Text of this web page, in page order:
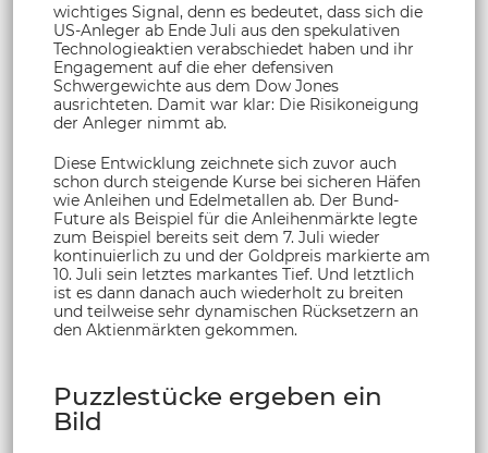
wichtiges Signal, denn es bedeutet, dass sich die
US-Anleger ab Ende Juli aus den spekulativen
Technologieaktien verabschiedet haben und ihr
Engagement auf die eher defensiven
Schwergewichte aus dem Dow Jones
ausrichteten. Damit war klar: Die Risikoneigung
der Anleger nimmt ab.
Diese Entwicklung zeichnete sich zuvor auch
schon durch steigende Kurse bei sicheren Häfen
wie Anleihen und Edelmetallen ab. Der Bund-
Future als Beispiel für die Anleihenmärkte legte
zum Beispiel bereits seit dem 7. Juli wieder
kontinuierlich zu und der Goldpreis markierte am
10. Juli sein letztes markantes Tief. Und letztlich
ist es dann danach auch wiederholt zu breiten
und teilweise sehr dynamischen Rücksetzern an
den Aktienmärkten gekommen.
Puzzlestücke ergeben ein
Bild